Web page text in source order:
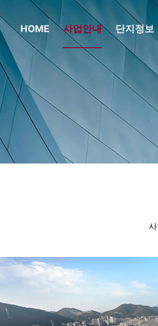
HOME 사업안내 단지정보